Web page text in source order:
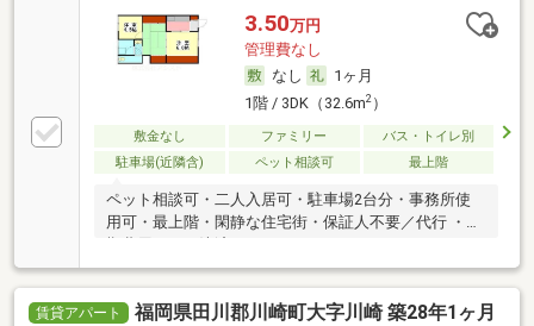
3.50万円
管理費なし
なし
1ヶ月
1階 / 3DK（32.6m2）
敷金なし ファミリー
バス・トイレ別
駐車場(近隣含)
ペット相談可 最上階
ペット相談可・二人入居可・駐車場2台分・事務所使
用可・最上階・閑静な住宅街・保証人不要／代行 ・初
賃貸アパート
福岡県田川郡川崎町大字川崎 築28年1ヶ月